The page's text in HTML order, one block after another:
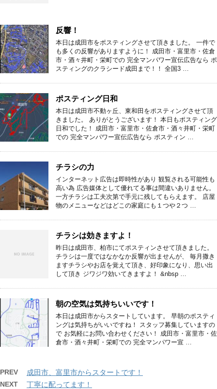
反響！
本日は成田市をポスティングさせて頂きました。 一件で
も多くの反響がありますように！ 成田市・富里市・佐倉
市・酒々井町・栄町での 完全マンパワー宣伝広告なら ポ
スティングのクラシード成田まで！！ 全国3 …
ポスティング日和
本日は成田市不動ヶ丘、東和田をポスティングさせて頂
きました。 ありがとうございます！ 本日もポスティング
日和でした！ 成田市・富里市・佐倉市・酒々井町・栄町
での 完全マンパワー宣伝広告なら ポスティン …
チラシの力
インターネット広告は即時性があり 観覧される可能性も
高い為 広告媒体として優れてる事は間違いありません。
一方チラシは工夫次第で手元に残してもらえます。 店屋
物のメニューなどはどこの家庭にも１つや２つ …
チラシは効きますよ！
昨日は成田市、柏市にてポスティンさせて頂きました。
チラシは一度ではなかなか反響が出ませんが、 毎月撒き
ますチラシやお店を覚えて頂き、好印象になり、思い出
して頂き ジワジワ効いてきますよ！ &nbsp …
朝の空気は気持ちいいです！
本日は成田市からスタートしています。 早朝のポスティ
ングは気持ちがいいですね！ スタッフ募集していますの
で お気軽にお問い合わせください！ 成田市・富里市・佐
倉市・酒々井町・栄町での 完全マンパワー宣 …
PREV 成田市、富里市からスタートです！
NEXT 丁寧に配ってます！